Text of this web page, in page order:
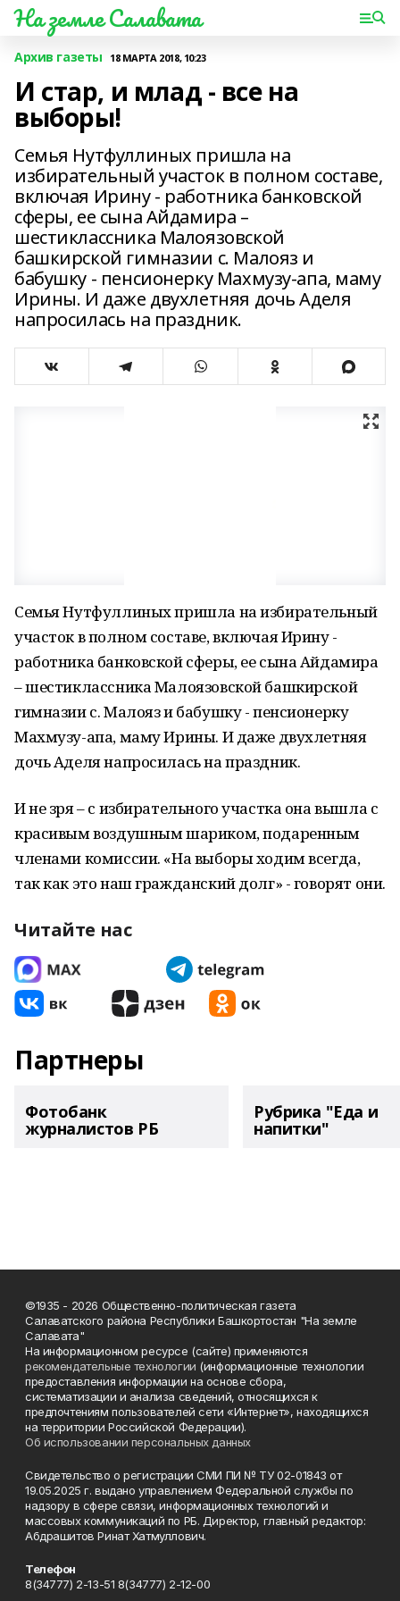
На земле Салавата
Архив газеты 18 МАРТА 2018, 10:23
И стар, и млад - все на
выборы!
Семья Нутфуллиных пришла на
избирательный участок в полном составе,
включая Ирину - работника банковской
сферы, ее сына Айдамира –
шестиклассника Малоязовской
башкирской гимназии с. Малояз и
бабушку - пенсионерку Махмузу-апа, маму
Ирины. И даже двухлетняя дочь Аделя
напросилась на праздник.
Семья Нутфуллиных пришла на избирательный
участок в полном составе, включая Ирину -
работника банковской сферы, ее сына Айдамира
– шестиклассника Малоязовской башкирской
гимназии с. Малояз и бабушку - пенсионерку
Махмузу-апа, маму Ирины. И даже двухлетняя
дочь Аделя напросилась на праздник.
И не зря – с избирательного участка она вышла с
красивым воздушным шариком, подаренным
членами комиссии. «На выборы ходим всегда,
так как это наш гражданский долг» - говорят они.
Читайте нас
Партнеры
Фотобанк
журналистов РБ
Рубрика "Еда и
напитки"
©1935 - 2026 Общественно-политическая газета
Салаватского района Республики Башкортостан "На земле
Салавата"
На информационном ресурсе (сайте) применяются
рекомендательные технологии (информационные технологии
предоставления информации на основе сбора,
систематизации и анализа сведений, относящихся к
предпочтениям пользователей сети «Интернет», находящихся
на территории Российской Федерации).
Об использовании персональных данных
Свидетельство о регистрации СМИ ПИ № ТУ 02-01843 от
19.05.2025 г. выдано управлением Федеральной службы по
надзору в сфере связи, информационных технологий и
массовых коммуникаций по РБ. Директор, главный редактор:
Абдрашитов Ринат Хатмуллович.
Телефон
8(34777) 2-13-51 8(34777) 2-12-00